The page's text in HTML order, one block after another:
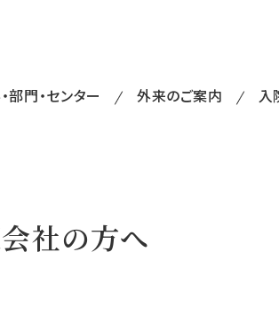
部門・センター 外来のご案内 入
社の方へ